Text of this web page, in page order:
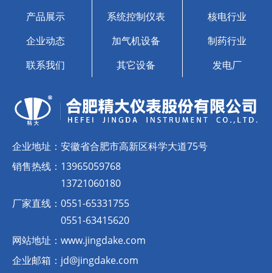
企业地址： 安徽省合肥市高新区科学大道75号
销售热线： 13965059768
13721060180
厂家直线： 0551-65331755
0551-63415620
网站地址： www.jingdake.com
企业邮箱： jd@jingdake.com
产品展示
企业动态
联系我们
系统控制仪表
加气机设备
其它设备
核电行业
制药行业
发电厂